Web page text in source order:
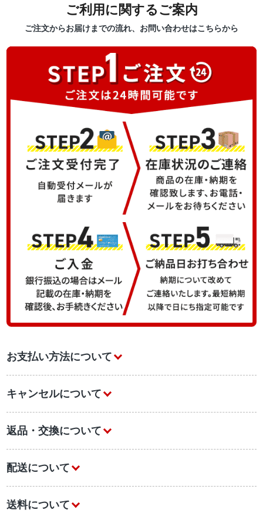
ご利用に関するご案内
ご注文からお届けまでの流れ、お問い合わせはこちらから
お支払い方法について
キャンセルについて
返品・交換について
配送について
送料について